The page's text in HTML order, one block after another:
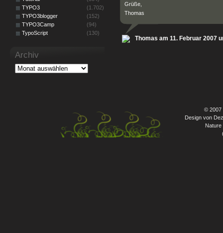
Grüße,
Thomas
Thomas am 11. Februar 2007
TYPO3
(1.702)
TYPO3blogger
(152)
TYPO3Camp
(94)
TypoScript
(130)
Archiv
© 2007
Design von
Nature